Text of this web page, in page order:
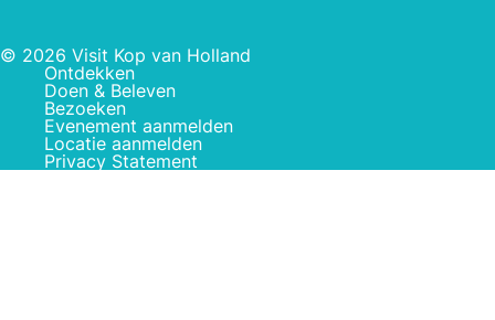
© 2026 Visit Kop van Holland
Ontdekken
Doen & Beleven
Bezoeken
Evenement aanmelden
Locatie aanmelden
Privacy Statement